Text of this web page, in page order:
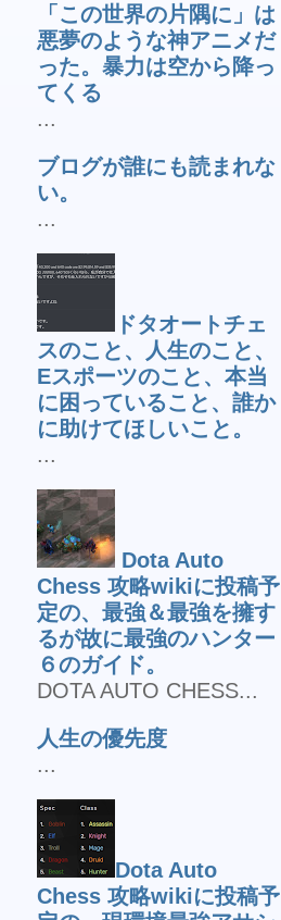
「この世界の片隅に」は
悪夢のような神アニメだ
った。暴力は空から降っ
てくる
...
ブログが誰にも読まれな
い。
...
ドタオートチェ
スのこと、人生のこと、
Eスポーツのこと、本当
に困っていること、誰か
に助けてほしいこと。
...
Dota Auto
Chess 攻略wikiに投稿予
定の、最強＆最強を擁す
るが故に最強のハンター
６のガイド。
DOTA AUTO CHESS...
人生の優先度
...
Dota Auto
Chess 攻略wikiに投稿予